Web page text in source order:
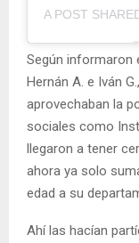
A POST
Según informaron
Hernán A. e Iván
aprovechaban la
sociales como
llegaron a tener
ahora ya solo
edad a su
Ahí las hacían